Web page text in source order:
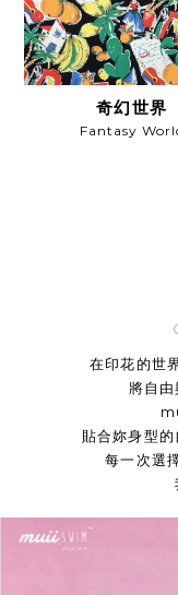
奇幻世界
Fantasy
在印花的世
將自由
貼合妳身型的
每一次選